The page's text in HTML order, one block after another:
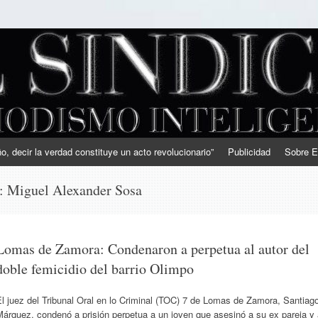
decir la verdad constituye un acto revolucionario” Publicidad Sobre
Miguel Alexander Sosa
de Zamora: Condenaron a perpetua al autor del
femicidio del barrio Olimpo
juez del Tribunal Oral en lo Criminal (TOC) 7 de Lomas de Zamora,
condenó a prisión perpetua a un joven que asesinó a su ex pareja y